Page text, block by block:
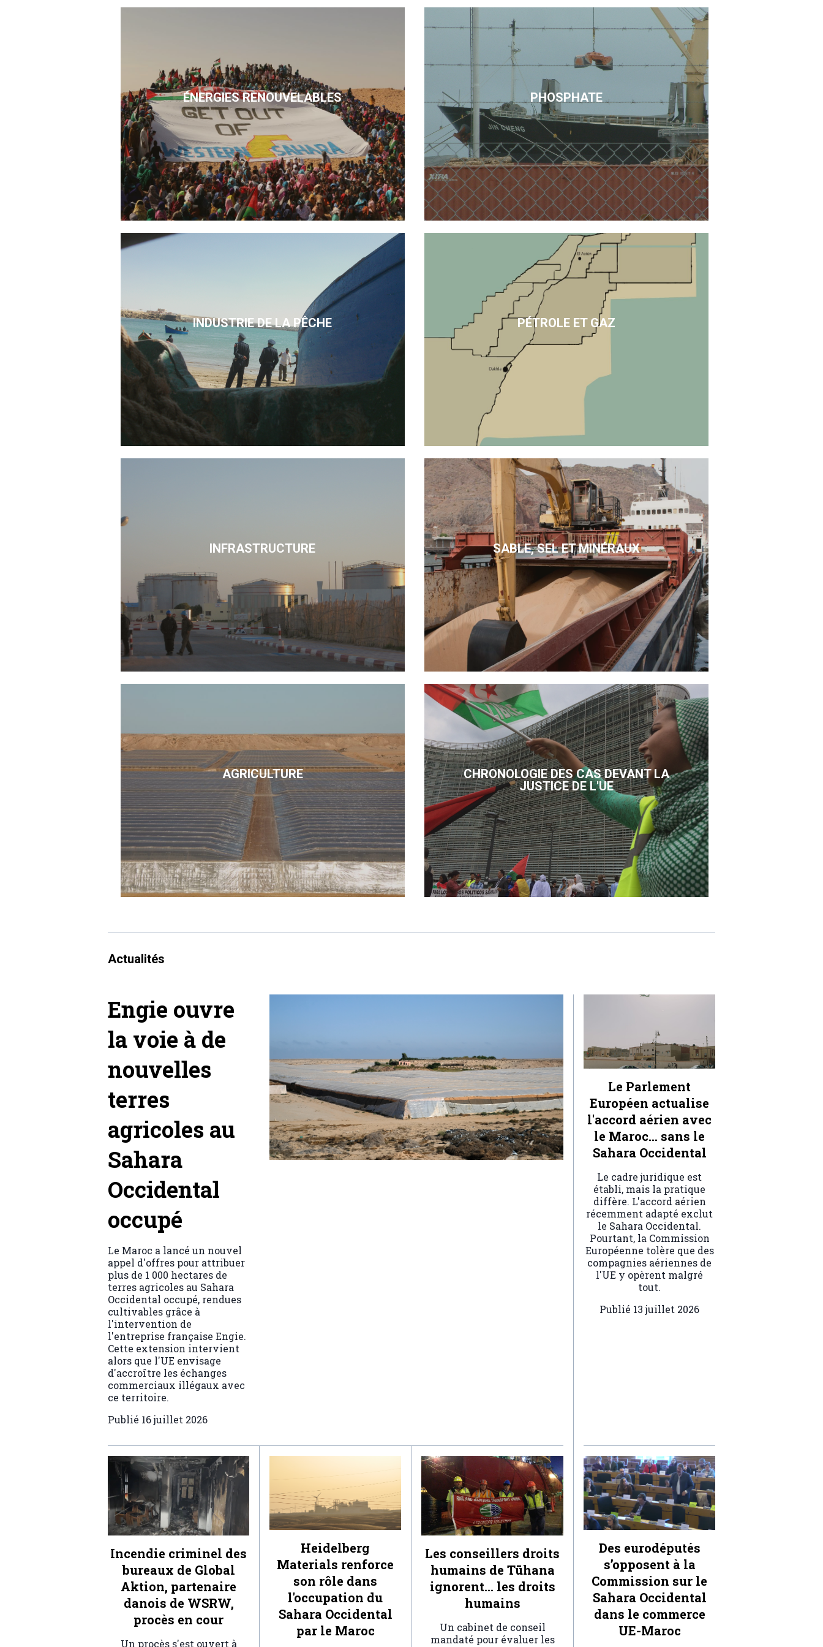
ÉNERGIES RENOUVELABLES PHOSPHATE
INDUSTRIE DE LA PÊCHE PÉTROLE ET GAZ
INFRASTRUCTURE SABLE, SEL ET MINÉRAUX
AGRICULTURE
CHRONOLOGIE DES CAS DEVANT LA
JUSTICE DE L'UE
Actualités
Engie ouvre
la voie à de
nouvelles
terres
agricoles au
Sahara
Occidental
occupé
Le Maroc a lancé un nouvel
appel d'offres pour attribuer
plus de 1 000 hectares de
terres agricoles au Sahara
Occidental occupé, rendues
cultivables grâce à
l'intervention de
l'entreprise française Engie.
Cette extension intervient
alors que l'UE envisage
d'accroître les échanges
commerciaux illégaux avec
ce territoire.
Publié 16 juillet 2026
Le Parlement
Européen actualise
l'accord aérien avec
le Maroc… sans le
Sahara Occidental
Le cadre juridique est
établi, mais la pratique
diffère. L'accord aérien
récemment adapté exclut
le Sahara Occidental.
Pourtant, la Commission
Européenne tolère que des
compagnies aériennes de
l'UE y opèrent malgré
tout.
Publié 13 juillet 2026
Incendie criminel des
bureaux de Global
Aktion, partenaire
danois de WSRW,
procès en cour
Un procès s'est ouvert à
Heidelberg
Materials renforce
son rôle dans
l'occupation du
Sahara Occidental
par le Maroc
Les conseillers droits
humains de Tūhana
ignorent… les droits
humains
Un cabinet de conseil
mandaté pour évaluer les
Des eurodéputés
s’opposent à la
Commission sur le
Sahara Occidental
dans le commerce
UE-Maroc